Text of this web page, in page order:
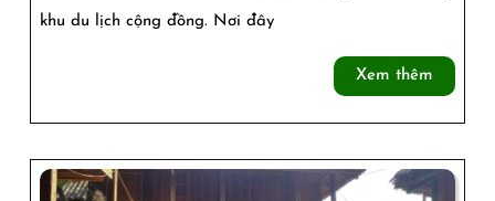
Số
Trải
khu du lịch cộng đồng. Nơi đây
Xem thêm
thêm